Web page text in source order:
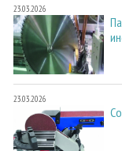
23.03.2026
23.03.2026